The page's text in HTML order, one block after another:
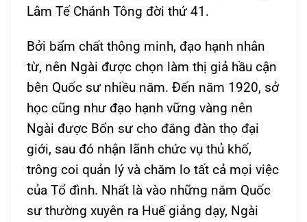
Lâm Tế Chánh Tông đời thứ 41.
Bởi bẩm chất thông minh, đạo hạnh nhân
từ, nên Ngài được chọn làm thị giả hầu cận
bên Quốc sư nhiều năm. Đến năm 1920, sở
học cũng như đạo hạnh vững vàng nên
Ngài được Bổn sư cho đăng đàn thọ đại
giới, sau đó nhận lãnh chức vụ thủ khố,
trông coi quản lý và chăm lo tất cả mọi việc
của Tổ đình. Nhất là vào những năm Quốc
sư thường xuyên ra Huế giảng dạy, Ngài